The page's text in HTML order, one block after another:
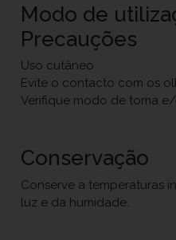
Modo de
Precauções
Uso cutâneo
Evite o contacto com os
Verifique modo de toma
Conservação
Conserve a temperaturas
luz e da humidade.